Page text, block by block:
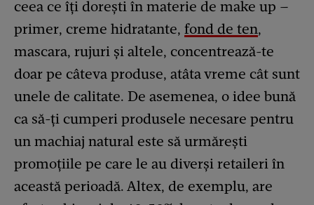
ceea ce îți dorești în materie de make up –
primer, creme hidratante, fond de ten,
mascara, rujuri și altele, concentrează-te
doar pe câteva produse, atâta vreme cât sunt
unele de calitate. De asemenea, o idee bună
ca să-ți cumperi produsele necesare pentru
un machiaj natural este să urmărești
promoțiile pe care le au diverși retaileri în
această perioadă. Altex, de exemplu, are